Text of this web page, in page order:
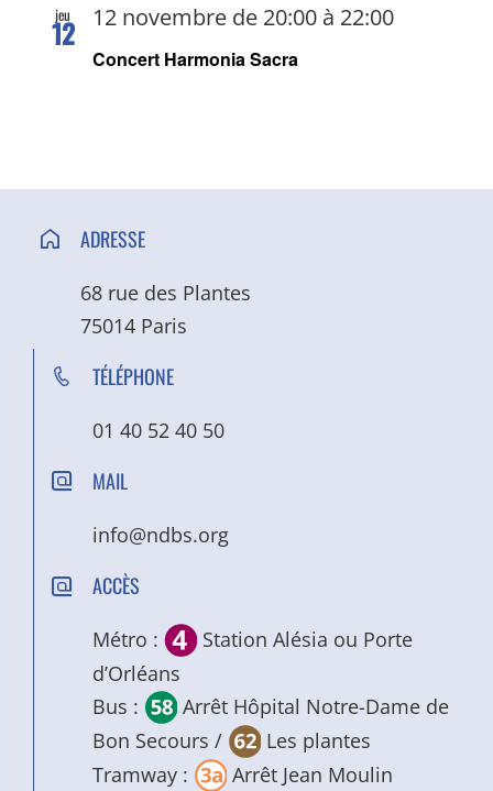
jeu
12
Concert Harmonia Sacra
12 novembre de 20:00 à 22:00
ADRESSE
68 rue des Plantes
75014 Paris
TÉLÉPHONE
01 40 52 40 50
MAIL
info@ndbs.org
ACCÈS
Métro :
Station Alésia ou Porte
d’Orléans
Bus :
Arrêt Hôpital Notre-Dame de
Bon Secours /
Les plantes
Tramway :
Arrêt Jean Moulin